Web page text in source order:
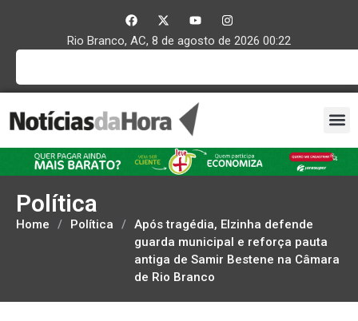
Rio Branco, AC, 8 de agosto de 2026 00:22
Política
Home / Política / Após tragédia, Elzinha defende
guarda municipal e reforça pauta
antiga de Samir Bestene na Câmara
de Rio Branco